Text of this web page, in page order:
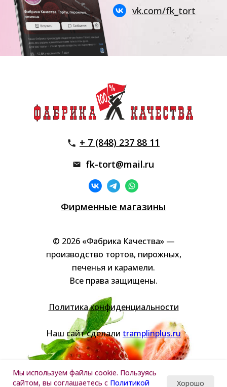
vk.com/fk_tort
+ 7 (848) 237 88 11
Фирменные магазины
fk-tort@mail.ru
© 2026 «Фабрика Качества» —
производство тортов, пирожных,
печенья и карамели.
Все права защищены.
Политика конфиденциальности
Наш сайт сделали tramplinplus.ru
Мы используем файлы cookie. Пользуясь
сайтом, вы соглашаетесь с Политикой Хорошо